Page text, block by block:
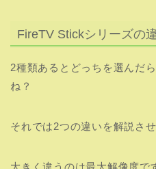
FireTV Stickシリーズの
2種類あるとどっちを選んだ
ね？
それでは2つの違いを解説さ